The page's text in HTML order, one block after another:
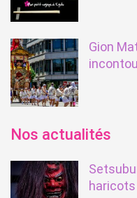
Gion
Nos actualités
haricots